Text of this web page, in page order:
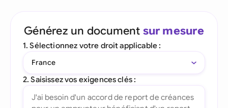
Générez un document sur mesure
1. Sélectionnez votre droit applicable :
France
2. Saisissez vos exigences clés :